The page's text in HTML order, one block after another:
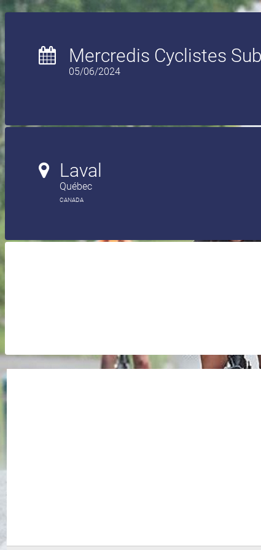
Mercredis Cyclistes
05/06/2024
Laval
Québec
CANADA